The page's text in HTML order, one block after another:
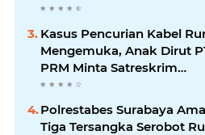
Pimpinan Redaksi
HarianMataBerita.com
Sampaikan Ucapan
Kasus Pencurian Kabel
Mengemuka, Anak Dirut
PRM Minta Satreskrim
Polrestabes Surabaya Usut
Hingga Tuntas
Polrestabes Surabaya
Tiga Tersangka Serobot